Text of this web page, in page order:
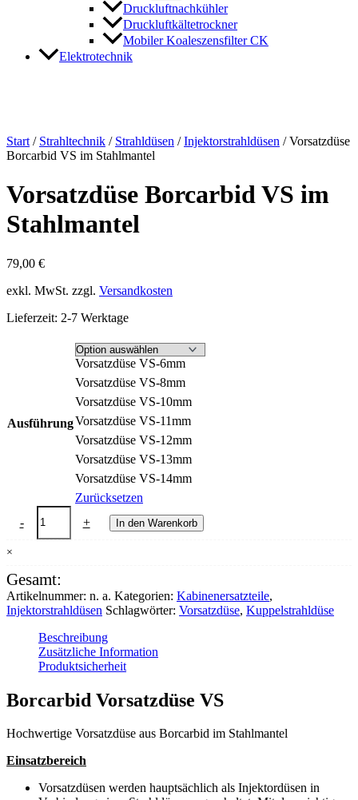
Druckluftnachkühler
Druckluftkältetrockner
Mobiler Koaleszensfilter CK
Elektrotechnik
Start / Strahltechnik / Strahldüsen /Injektorstrahldüsen / Vorsatzdüse
Borcarbid VS im Stahlmantel
Vorsatzdüse Borcarbid VS im
Stahlmantel
79,00 €
exkl. MwSt. zzgl. Versandkosten
Lieferzeit: 2-7 Werktage
Ausführung
Vorsatzdüse VS-6mm
Vorsatzdüse VS-8mm
Vorsatzdüse VS-10mm
Vorsatzdüse VS-11mm
Vorsatzdüse VS-12mm
Vorsatzdüse VS-13mm
Vorsatzdüse VS-14mm
Zurücksetzen
-
Vorsatzdüse
Borcarbid
im
Menge
+ In den Warenkorb
×
Gesamt:
Artikelnummer: n. a. Kategorien: Kabinenersatzteile,
Injektorstrahldüsen Schlagwörter: Vorsatzdüse, Kuppelstrahldüse
Beschreibung
Zusätzliche Information
Produktsicherheit
Borcarbid Vorsatzdüse VS
Hochwertige Vorsatzdüse aus Borcarbid im Stahlmantel
Einsatzbereich
Vorsatzdüsen werden hauptsächlich als Injektordüsen in